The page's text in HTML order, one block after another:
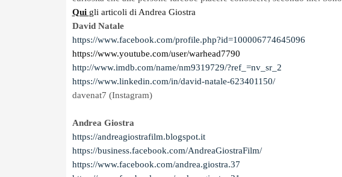
Qui gli articoli di Andrea Giostra
David Natale
https://www.facebook.com/profile.php?id=100006774645096
https://www.youtube.com/user/warhead7790
http://www.imdb.com/name/nm9319729/?ref_=nv_sr_2
https://www.linkedin.com/in/david-natale-623401150/
davenat7 (Instagram)
Andrea Giostra
https://andreagiostrafilm.blogspot.it
https://business.facebook.com/AndreaGiostraFilm/
https://www.facebook.com/andrea.giostra.37